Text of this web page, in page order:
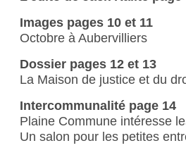
Images pages 10 et 11
Octobre à Aubervilliers
Dossier pages 12 et 13
La Maison de justice et du
Intercommunalité page 14
Plaine Commune intéresse
Un salon pour les petites